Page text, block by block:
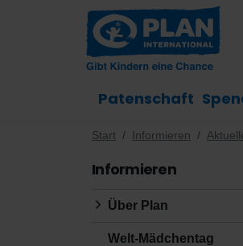
Patenschaft
Start Informieren
Informieren
Über Plan
Welt-Mädchentag